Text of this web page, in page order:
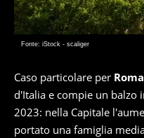
Fonte: iStock - scaliger
Caso particolare per Roma
d'Italia e compie un balzo
2023: nella Capitale
portato una famiglia